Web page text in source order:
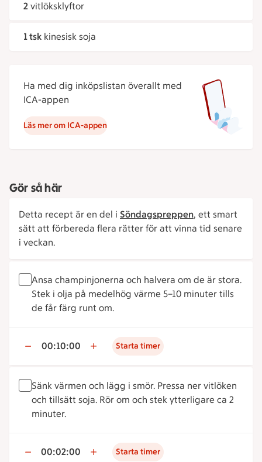
2 vitlöksklyftor
1 tsk kinesisk soja
Ha med dig inköpslistan överallt med
ICA-appen
Läs mer om ICA-appen
Gör så här
Detta recept är en del i Söndagspreppen, ett smart
sätt att förbereda flera rätter för att vinna tid senare
i veckan.
Ansa champinjonerna och halvera om de är stora.
Stek i olja på medelhög värme 5–10 minuter tills
de får färg runt om.
00:10:00 Starta timer
Sänk värmen och lägg i smör. Pressa ner vitlöken
och tillsätt soja. Rör om och stek ytterligare ca 2
minuter.
00:02:00 Starta timer